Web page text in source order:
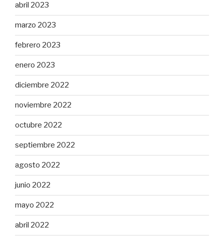
abril 2023
marzo 2023
febrero 2023
enero 2023
diciembre 2022
noviembre 2022
octubre 2022
septiembre 2022
agosto 2022
junio 2022
mayo 2022
abril 2022